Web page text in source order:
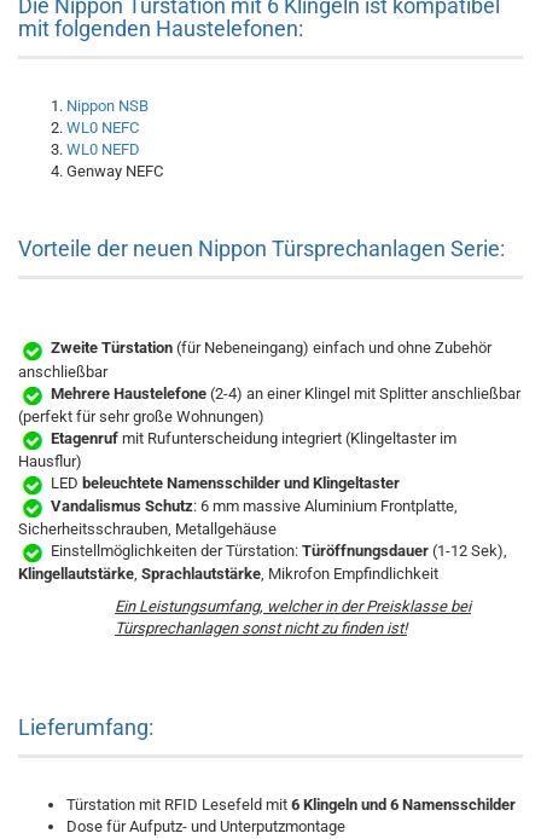
Die Nippon Türstation mit 6 Klingeln ist kompatibel
mit folgenden Haustelefonen:
Nippon NSB
WL0 NEFC
WL0 NEFD
Genway NEFC
Vorteile der neuen Nippon Türsprechanlagen Serie:
Zweite Türstation (für Nebeneingang) einfach und ohne Zubehör
anschließbar
Mehrere Haustelefone (2-4) an einer Klingel mit Splitter anschließbar
(perfekt für sehr große Wohnungen)
Etagenruf mit Rufunterscheidung integriert (Klingeltaster im
Hausflur)
LED beleuchtete Namensschilder und Klingeltaster
Vandalismus Schutz: 6 mm massive Aluminium Frontplatte,
Sicherheitsschrauben, Metallgehäuse
Einstellmöglichkeiten der Türstation: Türöffnungsdauer (1-12 Sek),
Klingellautstärke Sprachlautstärke , Mikrofon Empfindlichkeit
Ein Leistungsumfang, welcher in der Preisklasse bei
Türsprechanlagen sonst nicht zu finden ist!
Lieferumfang:
Türstation mit RFID Lesefeld mit 6 Klingeln und 6 Namensschilder
Dose für Aufputz- und Unterputzmontage